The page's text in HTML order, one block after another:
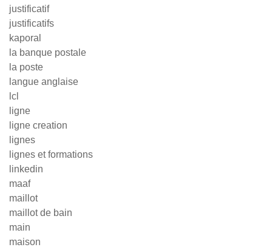
justificatif
justificatifs
kaporal
la banque postale
la poste
langue anglaise
lcl
ligne
ligne creation
lignes
lignes et formations
linkedin
maaf
maillot
maillot de bain
main
maison